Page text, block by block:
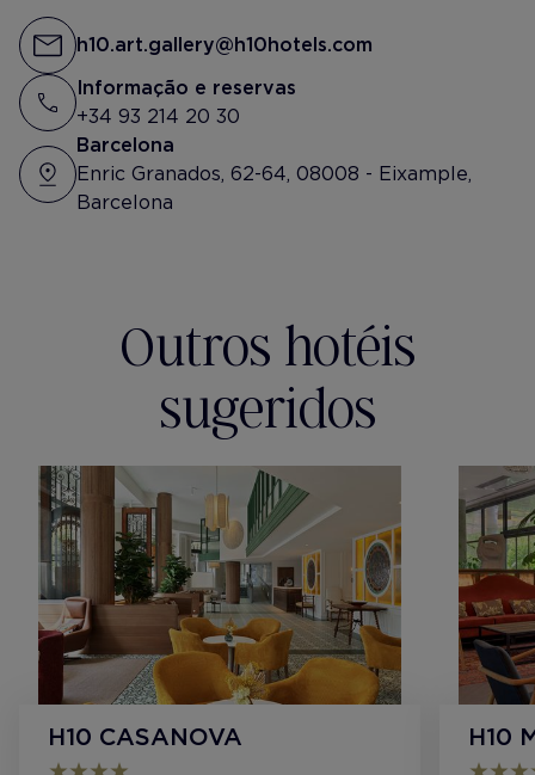
h10.art.gallery@h10hotels.com
Informação e reservas
+34 93 214 20 30
Barcelona
Enric Granados, 62-64, 08008 - Eixample,
Barcelona
Outros hotéis
sugeridos
H10 CASANOVA H10